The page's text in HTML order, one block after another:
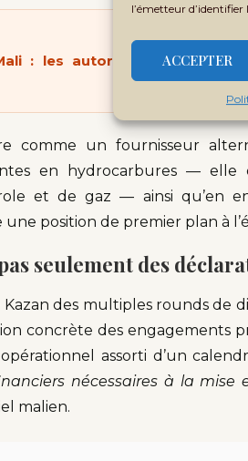
l’émetteur
ACCEPTER
: les autorités de la
comme un fournisseur
en hydrocarbures — elle
et de gaz — ainsi qu’en
position de premier plan à
seulement des
des multiples rounds de
concrète des engagements
assorti d’un
nécessaires à la
malien.